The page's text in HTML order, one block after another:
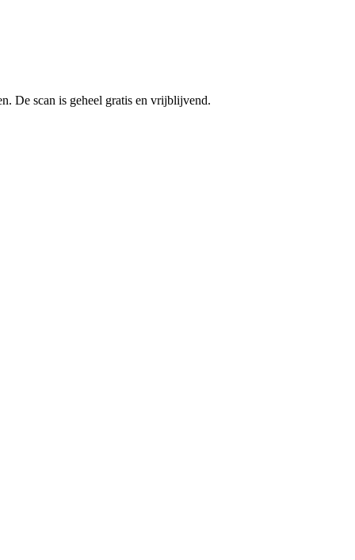
De scan is geheel gratis en vrijblijvend.